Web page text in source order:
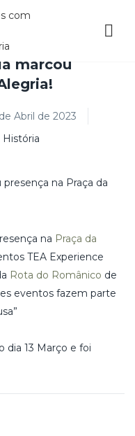
marcou
Abril de 2023
na Praça da
TEA Experience
Rota do Românico de
eventos fazem parte
dia 13 Março e foi